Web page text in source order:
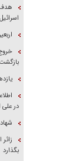
هدف
در علی
بگذارد